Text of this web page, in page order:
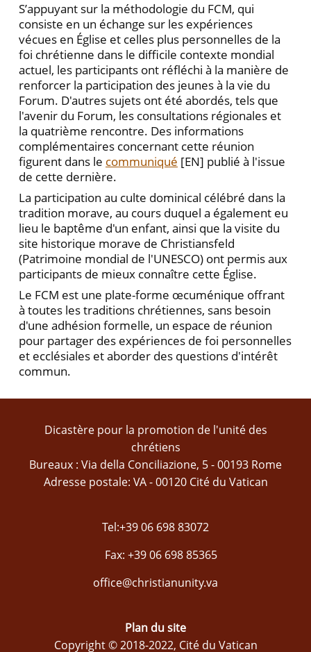
S’appuyant sur la méthodologie du FCM, qui
consiste en un échange sur les expériences
vécues en Église et celles plus personnelles de la
foi chrétienne dans le difficile contexte mondial
actuel, les participants ont réfléchi à la manière de
renforcer la participation des jeunes à la vie du
Forum. D'autres sujets ont été abordés, tels que
l'avenir du Forum, les consultations régionales et
la quatrième rencontre. Des informations
complémentaires concernant cette réunion
figurent dans le communiqué [EN] publié à l'issue
de cette dernière.
La participation au culte dominical célébré dans la
tradition morave, au cours duquel a également eu
lieu le baptême d'un enfant, ainsi que la visite du
site historique morave de Christiansfeld
(Patrimoine mondial de l'UNESCO) ont permis aux
participants de mieux connaître cette Église.
Le FCM est une plate-forme œcuménique offrant
à toutes les traditions chrétiennes, sans besoin
d'une adhésion formelle, un espace de réunion
pour partager des expériences de foi personnelles
et ecclésiales et aborder des questions d'intérêt
commun.
Dicastère pour la promotion de l'unité des
chrétiens
Bureaux : Via della Conciliazione, 5 - 00193 Rome
Adresse postale: VA - 00120 Cité du Vatican
Tel:+39 06 698 83072
Fax: +39 06 698 85365
office@christianunity.va
Plan du site
Copyright © 2018-2022, Cité du Vatican